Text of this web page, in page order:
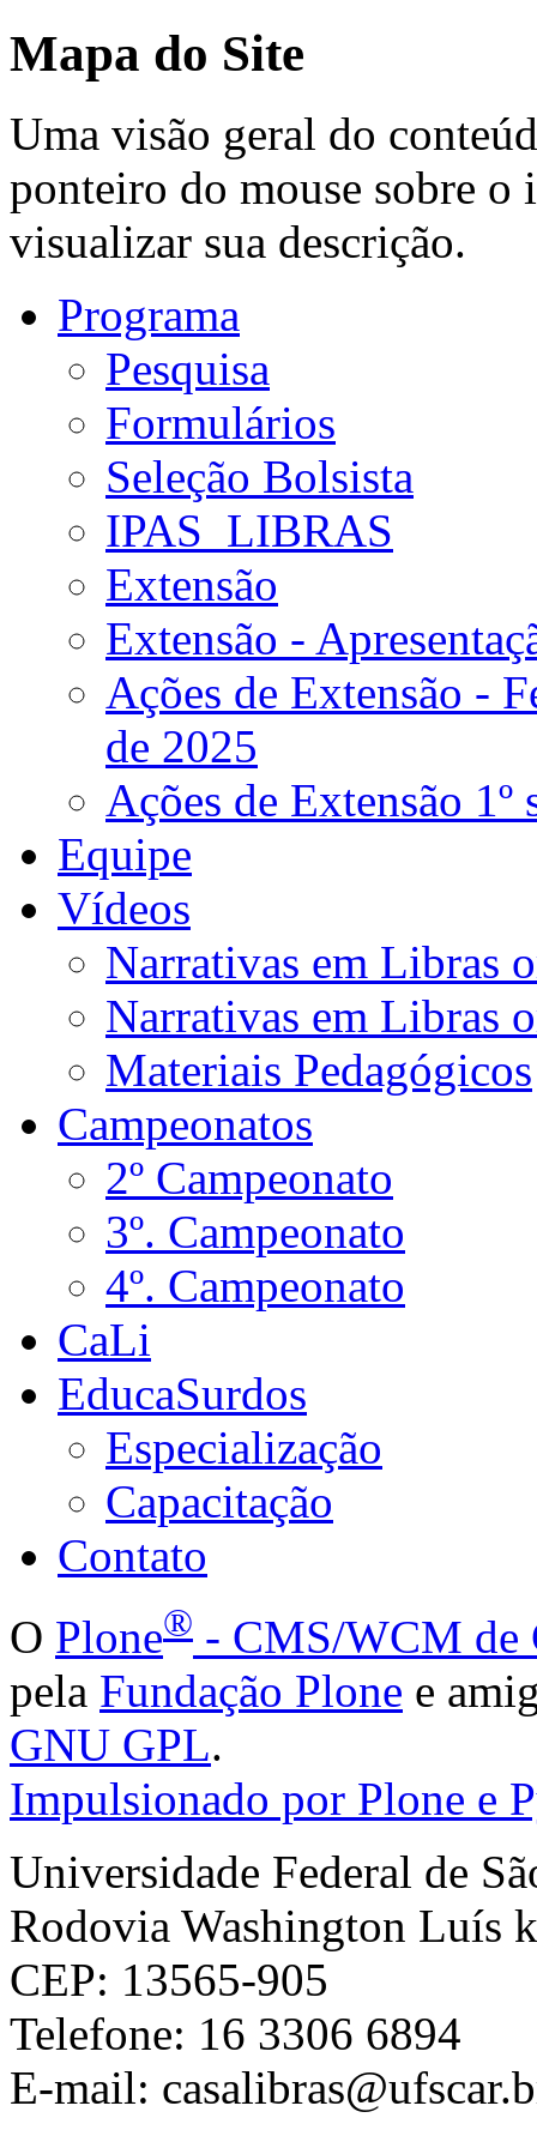
Mapa do Site
Uma visão geral do
ponteiro do mouse sobre o
visualizar sua descrição.
Programa
Pesquisa
Formulários
Seleção Bolsista
IPAS_LIBRAS
Extensão
Extensão -
Ações de Extensão -
de 2025
Ações de Extensão 1º
Equipe
Vídeos
Narrativas em Libras
Narrativas em Libras
Materiais Pedagógicos
Campeonatos
2º Campeonato
3º. Campeonato
4º. Campeonato
CaLi
EducaSurdos
Especialização
Capacitação
Contato
O Plone® - CMS/WCM de
pela Fundação Plone e
GNU GPL.
Impulsionado por Plone e
Universidade Federal de
Rodovia Washington Luís
CEP: 13565-905
Telefone: 16 3306 6894
E-mail: